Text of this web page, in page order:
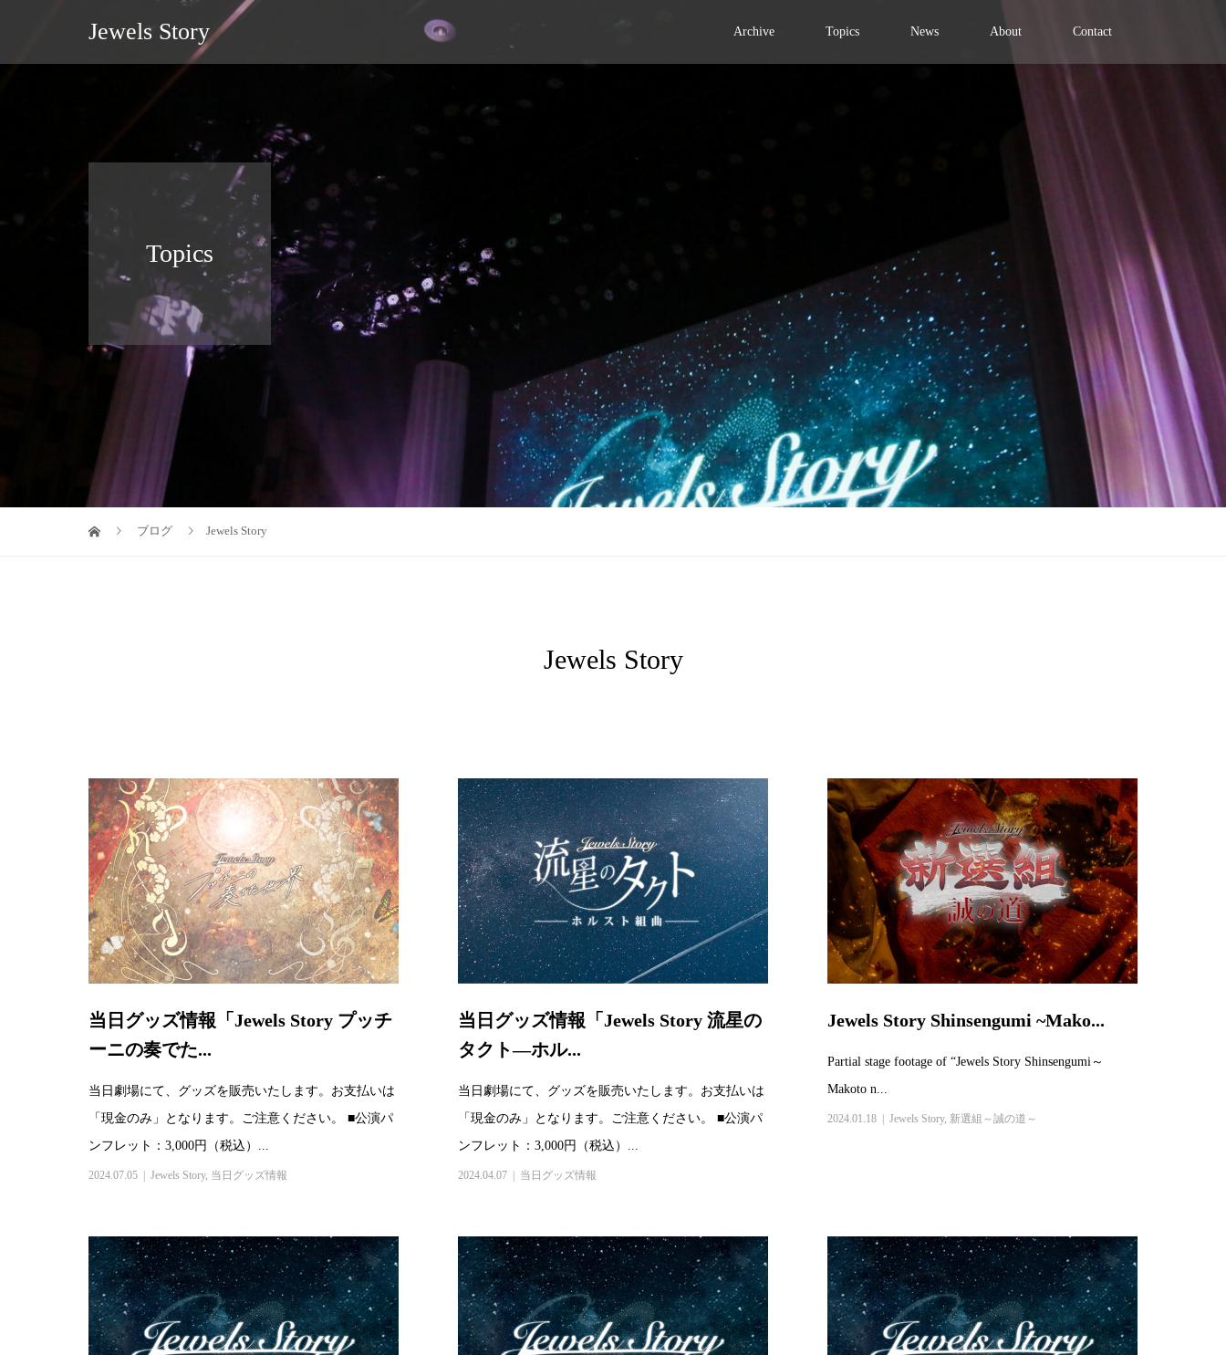
Jewels Story Archive Topics News About Contact
Topics
ブログ Jewels Story
Jewels Story
当日グッズ情報「Jewels Story プッチ
ーニの奏でた...
当日劇場にて、グッズを販売いたします。お支払いは
「現金のみ」となります。ご注意ください。 ■公演パ
ンフレット：3,000円（税込）...
2024.07.05 Jewels Story, 当日グッズ情報
当日グッズ情報「Jewels Story 流星の
タクト—ホル...
当日劇場にて、グッズを販売いたします。お支払いは
「現金のみ」となります。ご注意ください。 ■公演パ
ンフレット：3,000円（税込）...
2024.04.07 当日グッズ情報
Jewels Story Shinsengumi ~Mako...
Partial stage footage of “Jewels Story Shinsengumi～
Makoto n...
2024.01.18 Jewels Story, 新選組～誠の道～